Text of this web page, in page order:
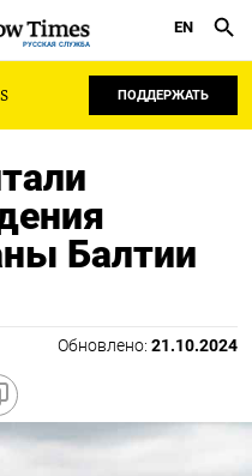
РУССКАЯ СЛУЖБА
EN
ПОДДЕРЖАТЬ
Балтии
Обновлено: 21.10.2024